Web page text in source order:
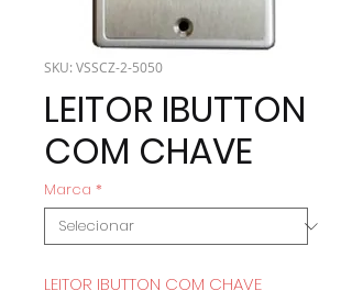
SKU: VSSCZ-2-5050
LEITOR IBUTTON
COM CHAVE
Marca *
LEITOR IBUTTON COM CHAVE